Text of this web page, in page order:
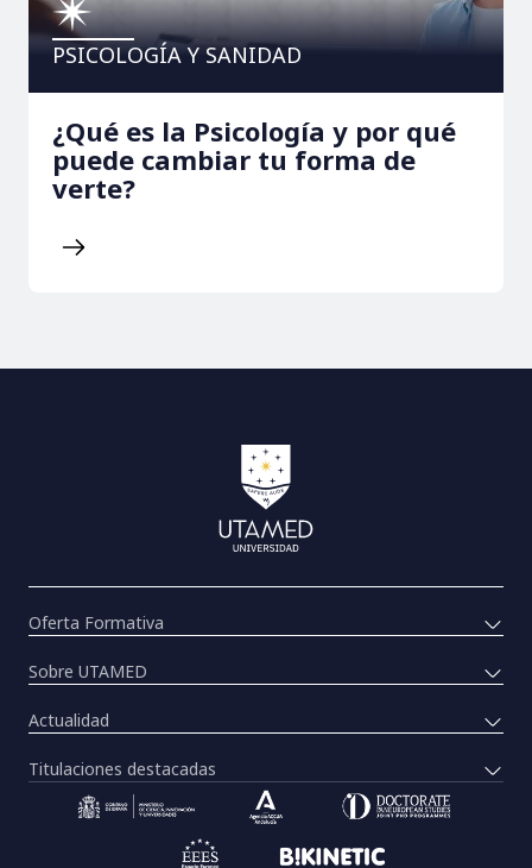
PSICOLOGÍA Y SANIDAD
¿Qué es la Psicología y por qué
puede cambiar tu forma de
verte?
Oferta Formativa
Sobre UTAMED
Actualidad
Titulaciones destacadas